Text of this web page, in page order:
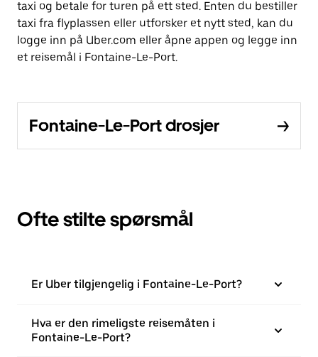
taxi og betale for turen på ett sted. Enten du bestiller
taxi fra flyplassen eller utforsker et nytt sted, kan du
logge inn på Uber.com eller åpne appen og legge inn
et reisemål i Fontaine-Le-Port.
Fontaine-Le-Port drosjer
Ofte stilte spørsmål
Er Uber tilgjengelig i Fontaine-Le-Port?
Hva er den rimeligste reisemåten i
Fontaine-Le-Port?